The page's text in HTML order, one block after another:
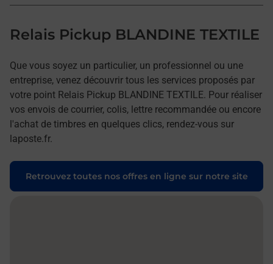
Relais Pickup BLANDINE TEXTILE
Que vous soyez un particulier, un professionnel ou une
entreprise, venez découvrir tous les services proposés par
votre point Relais Pickup BLANDINE TEXTILE. Pour réaliser
vos envois de courrier, colis, lettre recommandée ou encore
l'achat de timbres en quelques clics, rendez-vous sur
laposte.fr.
Retrouvez toutes nos offres en ligne sur notre site